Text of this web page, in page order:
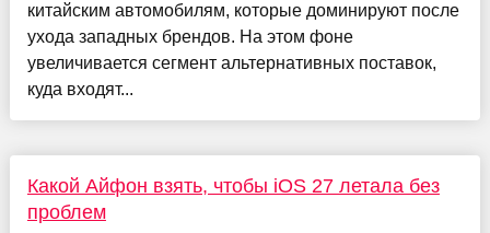
китайским автомобилям, которые доминируют после
ухода западных брендов. На этом фоне
увеличивается сегмент альтернативных поставок,
куда входят...
Какой Айфон взять, чтобы iOS 27 летала без
проблем